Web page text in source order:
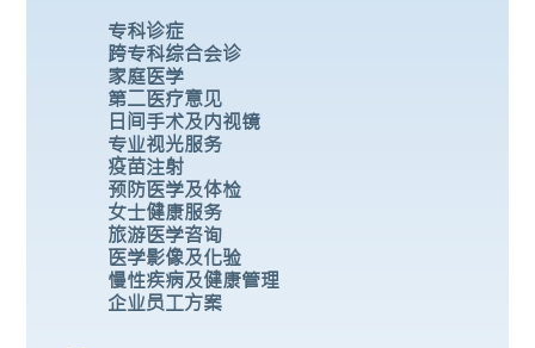
专科诊症
跨专科综合会诊
家庭医学
第二医疗意见
日间手术及内视镜
专业视光服务
疫苗注射
预防医学及体检
女士健康服务
旅游医学咨询
医学影像及化验
慢性疾病及健康管理
企业员工方案